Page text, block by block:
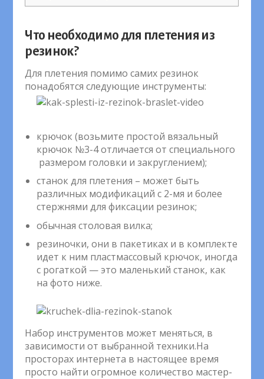
Что необходимо для плетения из
резинок?
Для плетения помимо самих резинок
понадобятся следующие инструменты:
крючок (возьмите простой вязальный
крючок №3-4 отличается от специального
размером головки и закруглением);
станок для плетения – может быть
различных модификаций с 2-мя и более
стержнями для фиксации резинок;
обычная столовая вилка;
резиночки, они в пакетиках и в комплекте
идет к ним пластмассовый крючок, иногда
с рогаткой — это маленький станок, как
на фото ниже.
Набор инструментов может меняться, в
зависимости от выбранной техники.На
просторах интернета в настоящее время
просто найти огромное количество мастер-